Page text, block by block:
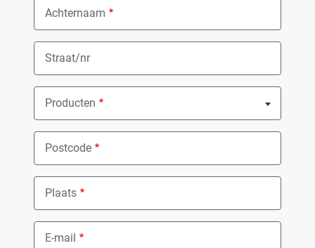
Achternaam
Straat/nr
Producten
Nothing selected
Postcode
Plaats
E-mail